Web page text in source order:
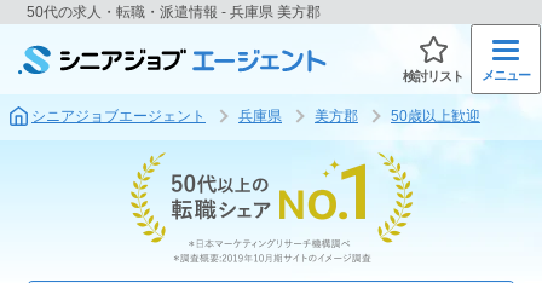
50代の求人・転職・派遣情報 - 兵庫県 美方郡
検討リスト メニュー
シニアジョブエージェント 兵庫県 美方郡 50歳以上歓迎